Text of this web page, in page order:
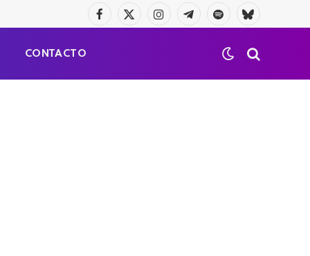
Facebook
X
InstagramTelegramaSpotifyBluesky
CONTACTO